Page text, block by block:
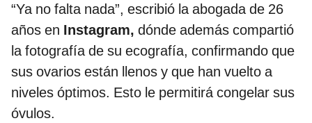
“Ya no falta nada”, escribió la abogada de 26
años en Instagram, dónde además compartió
la fotografía de su ecografía, confirmando que
sus ovarios están llenos y que han vuelto a
niveles óptimos. Esto le permitirá congelar sus
óvulos.